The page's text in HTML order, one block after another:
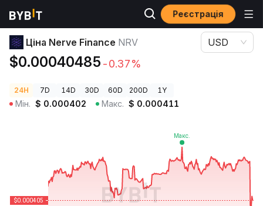
Реєстрація
Ціни криптовалют Ціна Nerve Finance NRV
Ціна Nerve Finance NRV
$0.00040485 -0.37%
USD
24H 7D 14D 30D 60D 200D 1Y
Мін. $ 0.000402 Макс. $ 0.000411